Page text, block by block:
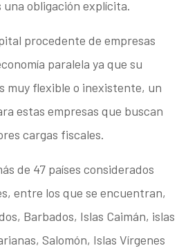
obligación explícita.
procedente de empresas
paralela ya que su
muy flexible o inexistente, un
estas empresas que buscan
cargas fiscales.
de 47 países considerados
entre los que se encuentran,
Barbados, Islas Caimán, islas
Salomón, Islas Vírgenes